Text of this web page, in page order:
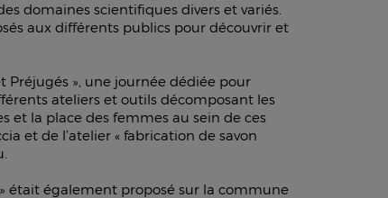
domaines scientifiques divers et variés.
aux différents publics pour découvrir et
Préjugés », une journée dédiée pour
ateliers et outils décomposant les
et la place des femmes au sein de ces
et de l’atelier « fabrication de savon
était également proposé sur la commune